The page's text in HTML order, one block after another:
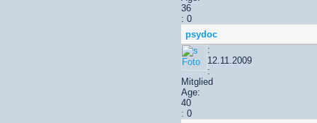
36
: 0
psydoc
:
12.11.2009
:
Mitglied
Age:
40
: 0